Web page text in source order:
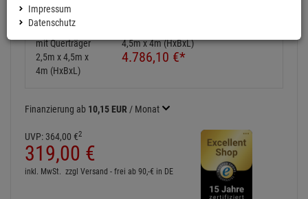
Diesen Artikel gibt es auch in folgendem Set:
4,5m x 4m (HxBxL)
4.786,10 €*
Finanzierung ab 10,15 EUR / Monat
UVP: 364,00 €2
319,00 €
inkl. MwSt. zzgl Versand - frei ab 90,-€ in DE
Impressum
Datenschutz